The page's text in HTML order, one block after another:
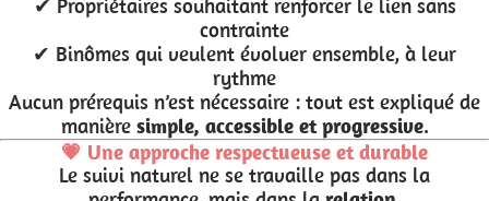
✔ Propriétaires souhaitant renforcer le lien sans
contrainte
✔ Binômes qui veulent évoluer ensemble, à leur
rythme
Aucun prérequis n’est nécessaire : tout est expliqué de
manière simple, accessible et progressive.
💗 Une approche respectueuse et durable
Le suivi naturel ne se travaille pas dans la